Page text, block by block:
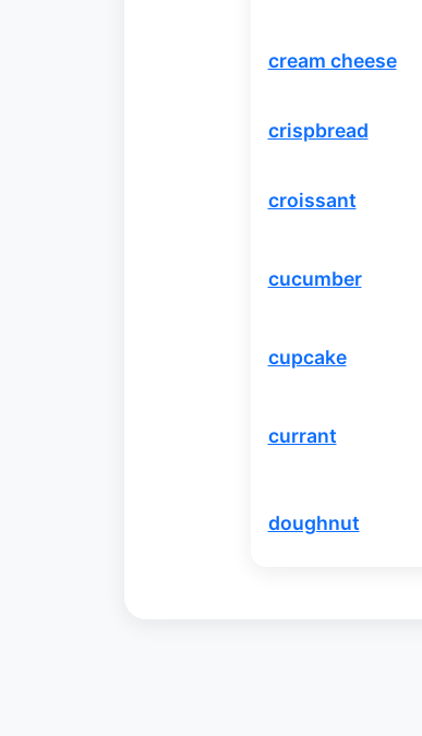
cream cheese
crispbread
croissant
cucumber
cupcake
currant
doughnut